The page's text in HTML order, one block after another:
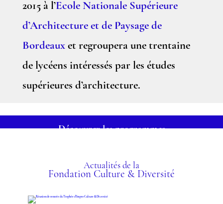
2015 à l’Ecole Nationale Supérieure
d’Architecture et de Paysage de
Bordeauxet regroupera une trentaine
de lycéens intéressés par les études
supérieures d’architecture.
Découvrez les programmes
Actualités de la
Fondation Culture & Diversité